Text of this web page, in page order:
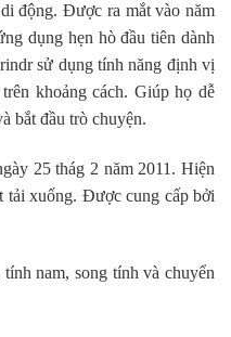
động. Được ra mắt vào năm
dụng hẹn hò đầu tiên dành
sử dụng tính năng định vị
khoảng cách. Giúp họ dễ
bắt đầu trò chuyện.
25 thág 2 năm 2011. Hiện
tải xuống. Được cung cấp bởi
nam, song tính và chuyển